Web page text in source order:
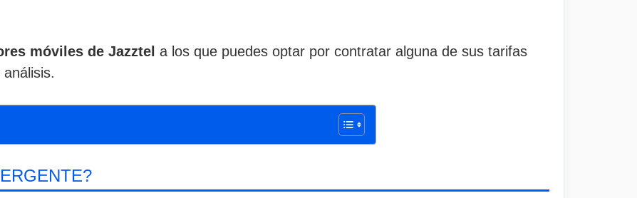
móviles de Jazztel a los que puedes optar por contratar alguna de sus tarifas